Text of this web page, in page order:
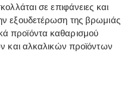
σε επιφάνειες και
εξουδετέρωση της βρωμιάς
προϊόντα καθαρισμού
και αλκαλικών προϊόντων